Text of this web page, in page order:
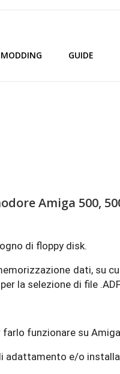
MODDING GUIDE
Amiga 500,
di floppy disk.
dati, su
la selezione di file
funzionare su
e/o